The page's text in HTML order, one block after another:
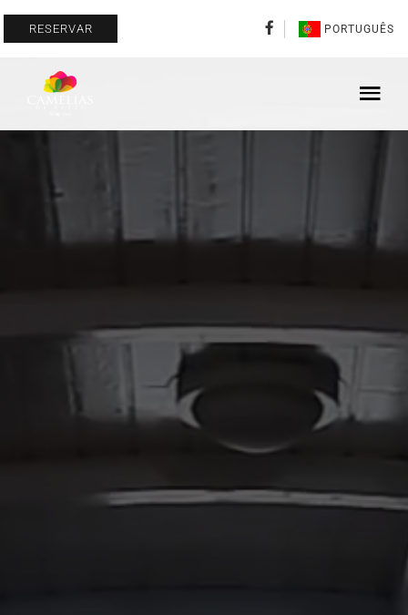
RESERVAR PORTUGUÊS